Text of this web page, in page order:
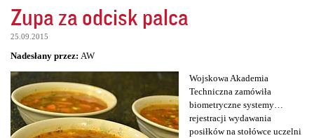
Zupa za odcisk palca
25.09.2015
Nadesłany przez: AW
Wojskowa Akademia
Techniczna zamówiła
biometryczne systemy…
rejestracji wydawania
posiłków na stołówce uczelni